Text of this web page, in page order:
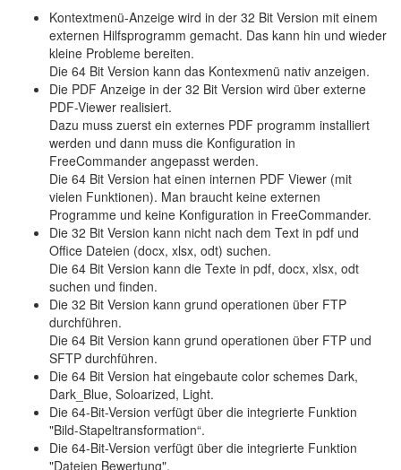
Kontextmenü-Anzeige wird in der 32 Bit Version mit einem
externen Hilfsprogramm gemacht. Das kann hin und wieder
kleine Probleme bereiten.
Die 64 Bit Version kann das Kontexmenü nativ anzeigen.
Die PDF Anzeige in der 32 Bit Version wird über externe
PDF-Viewer realisiert.
Dazu muss zuerst ein externes PDF programm installiert
werden und dann muss die Konfiguration in
FreeCommander angepasst werden.
Die 64 Bit Version hat einen internen PDF Viewer (mit
vielen Funktionen). Man braucht keine externen
Programme und keine Konfiguration in FreeCommander.
Die 32 Bit Version kann nicht nach dem Text in pdf und
Office Dateien (docx, xlsx, odt) suchen.
Die 64 Bit Version kann die Texte in pdf, docx, xlsx, odt
suchen und finden.
Die 32 Bit Version kann grund operationen über FTP
durchführen.
Die 64 Bit Version kann grund operationen über FTP und
SFTP durchführen.
Die 64 Bit Version hat eingebaute color schemes Dark,
Dark_Blue, Soloarized, Light.
Die 64-Bit-Version verfügt über die integrierte Funktion
"Bild-Stapeltransformation“.
Die 64-Bit-Version verfügt über die integrierte Funktion
"Dateien Bewertung".